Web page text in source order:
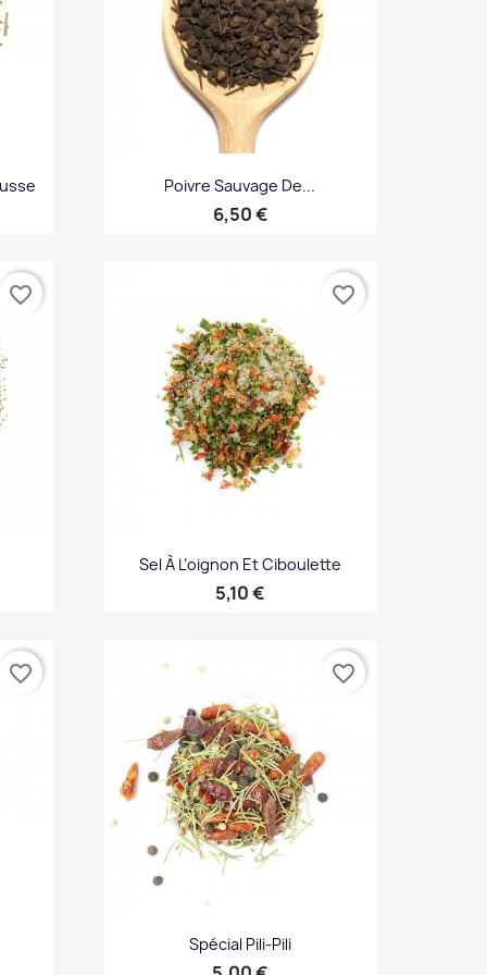
Poivre Sauvage De...
Prix
6,50 €
favorite_border
Sel À L’oignon Et Ciboulette
Prix
5,10 €
favorite_border
favorite_border
Spécial Pili-Pili
favorite_border